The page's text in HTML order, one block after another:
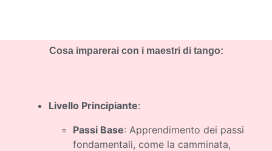
Cosa imparerai con i maestri di tango:
Livello Principiante:
Passi Base: Apprendimento dei passi
fondamentali, come la camminata,